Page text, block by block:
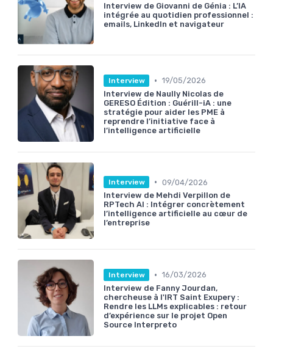
Interview de Giovanni de Génia : L’IA
intégrée au quotidien professionnel :
emails, LinkedIn et navigateur
Interview • 19/05/2026
Interview de Naully Nicolas de
GERESO Édition : Guérill-iA : une
stratégie pour aider les PME à
reprendre l’initiative face à
l’intelligence artificielle
Interview • 09/04/2026
Interview de Mehdi Verpillon de
RPTech AI : Intégrer concrètement
l’intelligence artificielle au cœur de
l’entreprise
Interview • 16/03/2026
Interview de Fanny Jourdan,
chercheuse à l'IRT Saint Exupery :
Rendre les LLMs explicables : retour
d’expérience sur le projet Open
Source Interpreto